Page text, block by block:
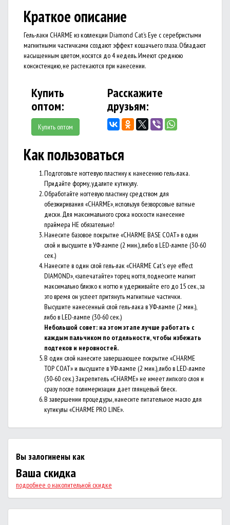
Краткое описание
Гель-лаки CHARME из коллекции Diamond Cat’s Eye с серебристыми
магнитными частичками создают эффект кошачьего глаза. Обладают
насыщенным цветом, носятся до 4 недель. Имеют среднюю
консистенцию, не растекаются при нанесении.
Купить
оптом:
Купить оптом
Расскажите
друзьям:
Как пользоваться
Подготовьте ногтевую пластину к нанесению гель-лака.
Придайте форму, удалите кутикулу.
Обработайте ногтевую пластину средством для
обезжиривания «CHARME», используя безворсовые ватные
диски. Для максимального срока носкости нанесение
праймера НЕ обязательно!
Нанесите базовое покрытие «CHARME BASE COAT» в один
слой и высушите в УФ-лампе (2 мин.), либо в LED-лампе (30-60
сек.)
Нанесите в один слой гель-лак «CHARME Cat's eye effect
DIAMOND», «запечатайте» торец ногтя, поднесите магнит
максимально близко к ногтю и удерживайте его до 15 сек., за
это время он успеет притянуть магнитные частички.
Высушите нанесенный слой гель-лака в УФ-лампе (2 мин.),
либо в LED-лампе (30-60 сек.)
Небольшой совет: на этом этапе лучше работать с
каждым пальчиком по отдельности, чтобы избежать
подтеков и неровностей.
В один слой нанесите завершающее покрытие «CHARME
TOP COAT» и высушите в УФ-лампе (2 мин.), либо в LED-лампе
(30-60 сек.) Закрепитель «CHARME» не имеет липкого слоя и
сразу после полимеризации дает глянцевый блеск.
В завершении процедуры, нанесите питательное масло для
кутикулы «CHARME PRO LINE».
Вы залогинены как
Ваша скидка
подробнее о накопительной скидке